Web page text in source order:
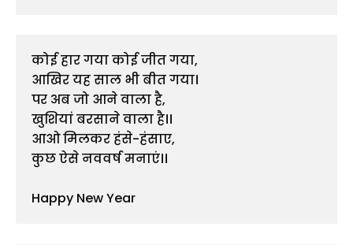
कोई हार गया कोई जीत गया,
आखिर यह साल भी बीत गया।
पर अब जो आने वाला है,
खुशियां बरसाने वाला है।।
आओ मिलकर हंसे-हंसाए,
कुछ ऐसे नववर्ष मनाएं।।
Happy New Year